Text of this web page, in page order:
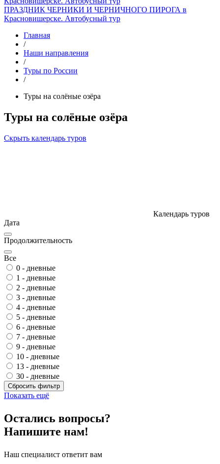
ПРАЗДНИК ЧЕРНИКИ И ЧЕРНИЧНОГО ПИРОГА в
Красновишерске. Автобусный тур
Главная
/
Наши направления
/
Туры по России
/
Туры на солёные озёра
Туры на солёные озёра
Скрыть календарь туров
Календарь туров
Дата
Продолжительность
Все
0 - дневные
1 - дневные
2 - дневные
3 - дневные
4 - дневные
5 - дневные
6 - дневные
7 - дневные
9 - дневные
10 - дневные
13 - дневные
30 - дневные
Сбросить фильтр
Показать ещё
Остались вопросы?
Напишите нам!
Наш специалист ответит вам